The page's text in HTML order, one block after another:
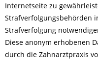
Internetseite zu
Strafverfolgungsbehörden
Strafverfolgung
Diese anonym erhobenen
durch die Zahnarztpraxis